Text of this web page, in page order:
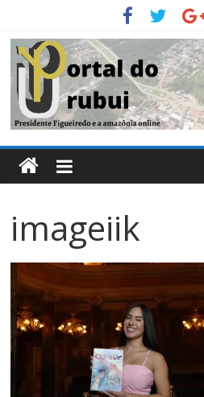
conteúdo
Portal
Do
Urubui
O
informativo
eletrônico
de
Presidente
Figueiredo
imageiik